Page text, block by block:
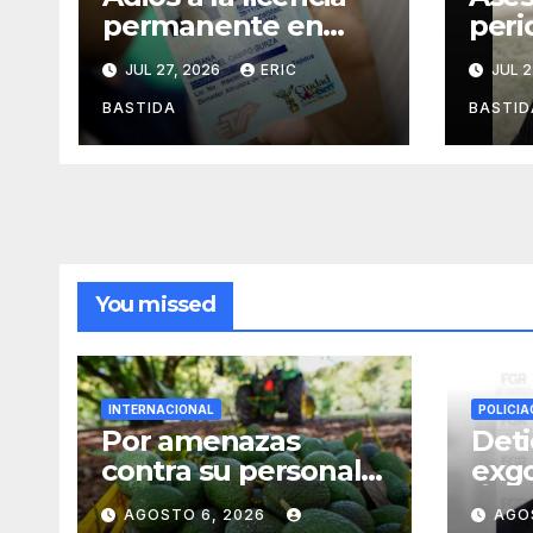
permanente en
CDMX
JUL 27, 2026 ERIC
BASTIDA
JUL
You missed
INTERNACIONAL
Por amenazas
contra su personal,
EU frena
AGOSTO 6, 2026